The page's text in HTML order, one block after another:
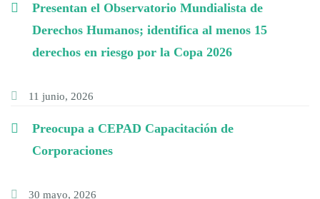
Presentan el Observatorio Mundialista de
Derechos Humanos; identifica al menos 15
derechos en riesgo por la Copa 2026
11 junio, 2026
Preocupa a CEPAD Capacitación de
Corporaciones
30 mayo, 2026